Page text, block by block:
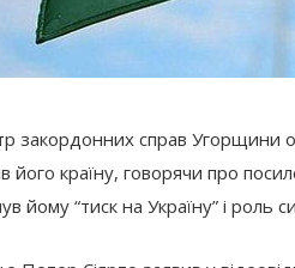
закордонних справ
його країну, говорячи про
йому “тиск на Україну” і роль